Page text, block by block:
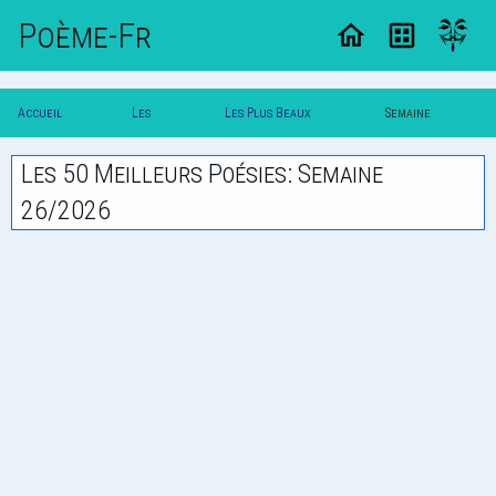
Poème-Fr
Accueil
Poesie
Les Les Plus Beaux
Poemes
Semaine
Les 50 Meilleurs Poésies: Semaine
26/2026